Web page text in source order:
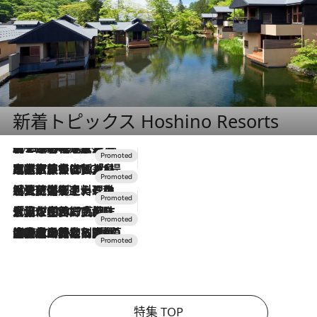
新着トピックス Hoshino Resorts
2026.8.7
【トンボの足水浴】ヒノキの香りに包まれて涼感マックス！約13℃の湧水かけ流しを避暑地「星野温泉 トンボの湯」で体験
2026.7.31
【ホテル帰省】という選択肢をOMOが提案。家族とほどよい距離を保つには「昼は実家、夜は気兼ねなくホテルで！」
2026.7.24
【夏限定ディナーコース】旬を迎える稚鮎や花ズッキーニなどをイタリア・トスカーナの郷土料理の手法で満喫！
2026.7.17
「土佐和ハーブかき氷」がOMO7高知に登場！生姜、山椒、大葉など目にも舌にも涼を呼ぶ郷土の味
2026.7.10
NEW OPEN！【界 草津】名湯の地に誕生。趣の異なる2種の温泉と上州ならではの会席・蕎麦割烹など美食を味わう究極の癒やし旅
特集 TOP